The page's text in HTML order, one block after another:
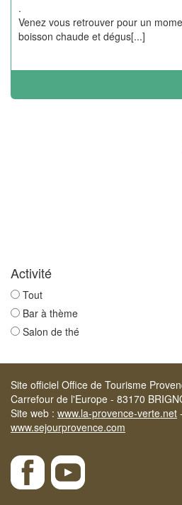
.
Venez vous retrouver pour un
boisson chaude et dégus[...]
Activité
Tout
Bar à thème
Salon de thé
Site officiel Office de Tourisme
Carrefour de l'Europe - 83170
Site web : www.la-provence-verte.net
www.sejourprovence.com